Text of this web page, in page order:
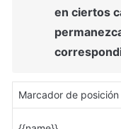
en ciertos
Marcador de posición